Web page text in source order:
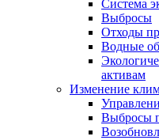
Система
Выбросы
Отходы
Водные
активам
Изменение
Выбросы